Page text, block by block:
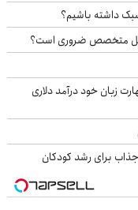
داشته باشیم؟
متخصص ضروری است؟
زبان خود درآمد دلاری
برای رشد کودکان